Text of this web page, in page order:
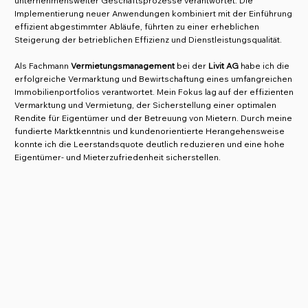
Implementierung neuer Anwendungen kombiniert mit der Einführung
effizient abgestimmter Abläufe, führten zu einer erheblichen
Steigerung der betrieblichen Effizienz und Dienstleistungsqualität.
Als FachmannVermietungsmanagementbei der Livit AG habe ich die
erfolgreiche Vermarktung und Bewirtschaftung eines umfangreichen
Immobilienportfolios verantwortet. Mein Fokus lag auf der effizienten
Vermarktung und Vermietung, der Sicherstellung einer optimalen
Rendite für Eigentümer und der Betreuung von Mietern. Durch meine
fundierte Marktkenntnis und kundenorientierte Herangehensweise
konnte ich die Leerstandsquote deutlich reduzieren und eine hohe
Eigentümer- und Mieterzufriedenheit sicherstellen.